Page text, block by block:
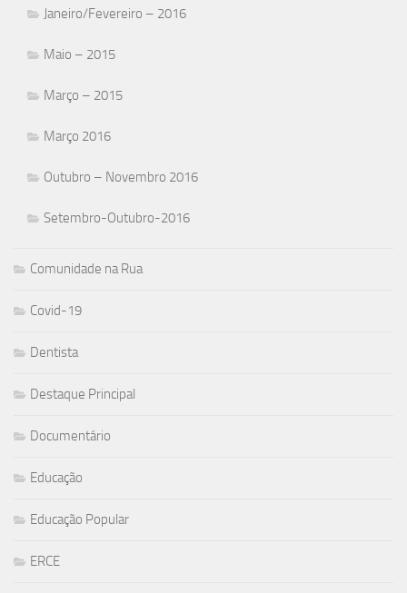
Janeiro/Fevereiro – 2016
Maio – 2015
Março – 2015
Março 2016
Outubro – Novembro 2016
Setembro-Outubro-2016
Comunidade na Rua
Covid-19
Dentista
Destaque Principal
Documentário
Educação
Educação Popular
ERCE